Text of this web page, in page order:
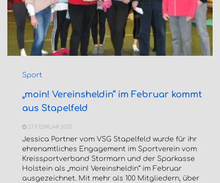
Sport
„moin! Vereinsheldin“ im Februar kommt
aus Stapelfeld
27. FEBRUAR 2025
Jessica Portner vom VSG Stapelfeld wurde für ihr
ehrenamtliches Engagement im Sportverein vom
Kreissportverband Stormarn und der Sparkasse
Holstein als „moin! Vereinsheldin“ im Februar
ausgezeichnet. Mit mehr als 100 Mitgliedern, über